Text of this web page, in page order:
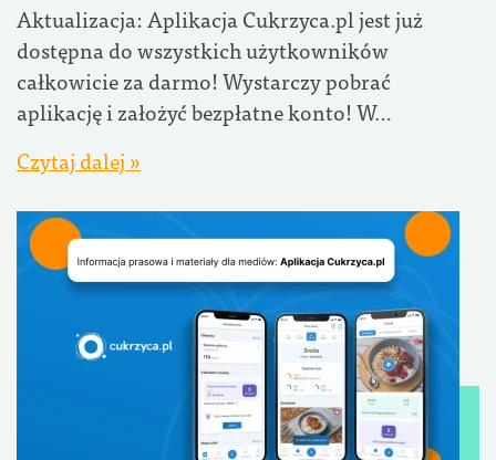
Aktualizacja: Aplikacja Cukrzyca.pl jest już
dostępna do wszystkich użytkowników
całkowicie za darmo! Wystarczy pobrać
aplikację i założyć bezpłatne konto! W…
Czytaj dalej »